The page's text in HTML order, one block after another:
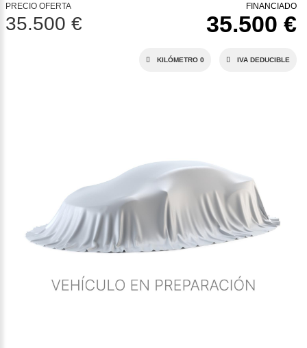
PRECIO OFERTA
35.500 €
FINANCIADO
35.500 €
KILÓMETRO 0 IVA DEDUCIBLE